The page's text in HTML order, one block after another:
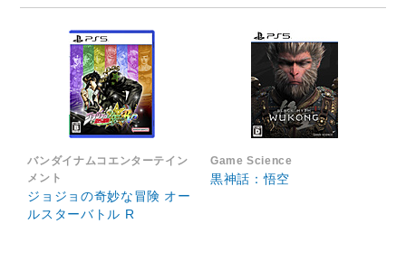
バンダイナムコエンターテイン
メント
ジョジョの奇妙な冒険 オー
ルスターバトル R
Game Science
黒神話：悟空